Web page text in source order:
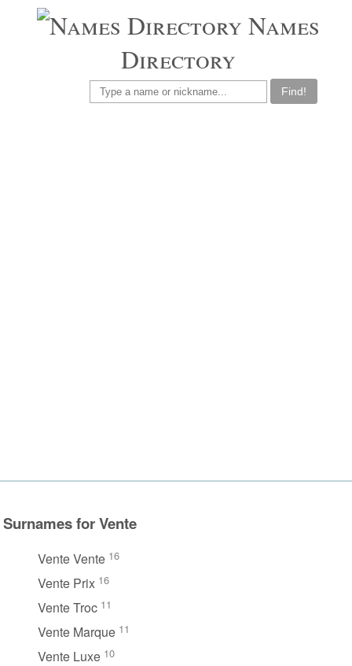
Names
Directory
Find!
Surnames for Vente
Vente Vente 16
Vente Prix 16
Vente Troc 11
Vente Marque 11
Vente Luxe 10